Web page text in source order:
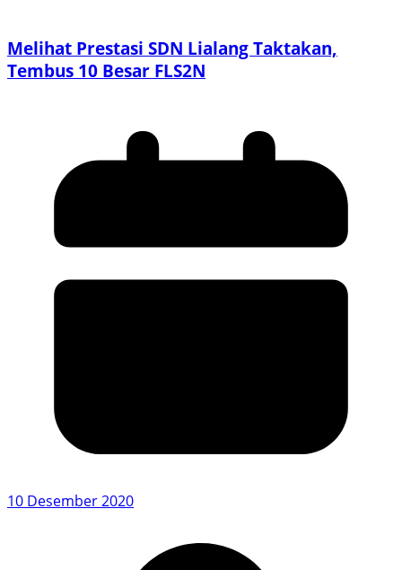
Melihat Prestasi SDN Lialang Taktakan,
Tembus 10 Besar FLS2N
10 Desember 2020